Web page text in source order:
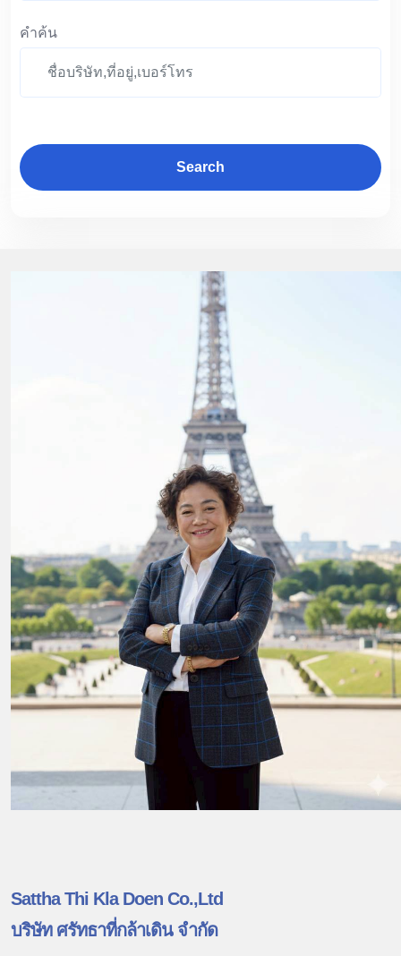
คำค้น
Search
Sattha Thi Kla Doen Co.,Ltd
บริษัท ศรัทธาที่กล้าเดิน จำกัด